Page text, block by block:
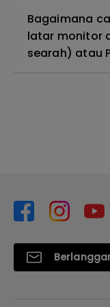
Bagaimana
latar monitor
searah) atau